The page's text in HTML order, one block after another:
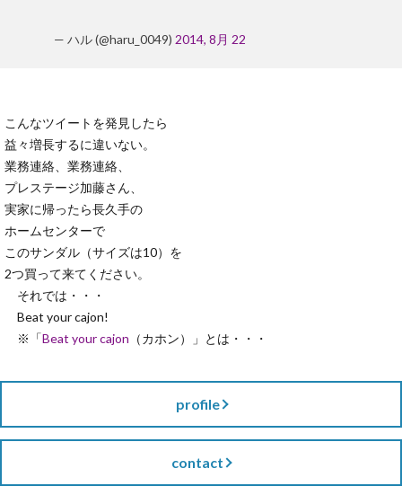
— ハル (@haru_0049) 2014, 8月 22
こんなツイートを発見したら
益々増長するに違いない。
業務連絡、業務連絡、
プレステージ加藤さん、
実家に帰ったら長久手の
ホームセンターで
このサンダル（サイズは10）を
2つ買って来てください。
それでは・・・
Beat your cajon!
※「Beat your cajon （カホン）」とは・・・
profile
contact